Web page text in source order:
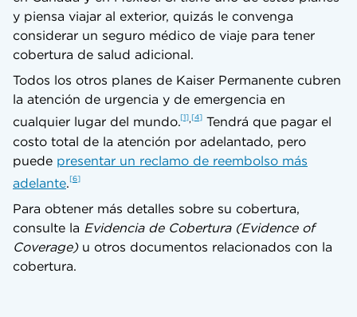
y piensa viajar al exterior, quizás le convenga
considerar un seguro médico de viaje para tener
cobertura de salud adicional.
Todos los otros planes de Kaiser Permanente cubren
la atención de urgencia y de emergencia en
cualquier lugar del mundo. 1 , 4
Tendrá que pagar el
costo total de la atención por adelantado, pero
puede presentar un reclamo de reembolso más
adelante. 6
Para obtener más detalles sobre su cobertura,
consulte la Evidencia de Cobertura (Evidence of
Coverage) u otros documentos relacionados con la
cobertura.